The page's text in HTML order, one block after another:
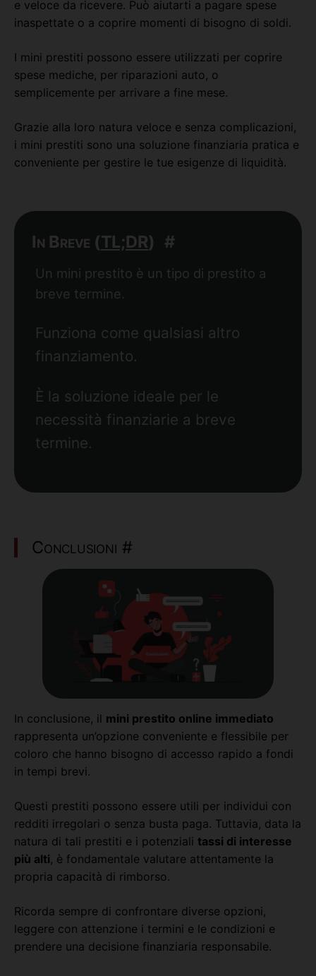
e veloce da ricevere. Può aiutarti a pagare spese
inaspettate o a coprire momenti di bisogno di soldi.
I mini prestiti possono essere utilizzati per coprire
spese mediche, per riparazioni auto, o
semplicemente per arrivare a fine mese.
Grazie alla loro natura veloce e senza complicazioni,
i mini prestiti sono una soluzione finanziaria pratica e
conveniente per gestire le tue esigenze di liquidità.
In Breve (TL;DR) #
Un mini prestito è un tipo di prestito a
breve termine.
Funziona come qualsiasi altro
finanziamento.
È la soluzione ideale per le
necessità finanziarie a breve
termine.
Conclusioni #
In conclusione, il mini prestito online immediato
rappresenta un’opzione conveniente e flessibile per
coloro che hanno bisogno di accesso rapido a fondi
in tempi brevi.
Questi prestiti possono essere utili per individui con
redditi irregolari o senza busta paga. Tuttavia, data la
natura di tali prestiti e i potenziali tassi di interesse
più alti, è fondamentale valutare attentamente la
propria capacità di rimborso.
Ricorda sempre di confrontare diverse opzioni,
leggere con attenzione i termini e le condizioni e
prendere una decisione finanziaria responsabile.